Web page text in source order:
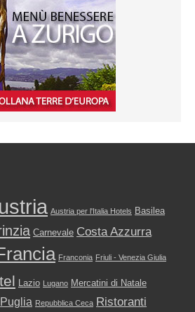
Austria per l'Italia Hotels Basilea
Carnevale Costa Azzurra
Franconia Friuli - Venezia Giulia
Lazio Lugano Mercatini di Natale
Puglia Repubblica Ceca Ristoranti